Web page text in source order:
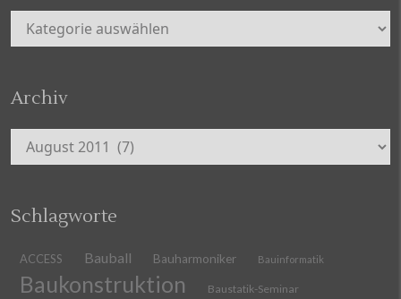
Kategorien
Archiv
Archiv
Schlagworte
ACCESS Bauball Bauharmoniker Bauinformatik
Baukonstruktion Baustatik-Seminar